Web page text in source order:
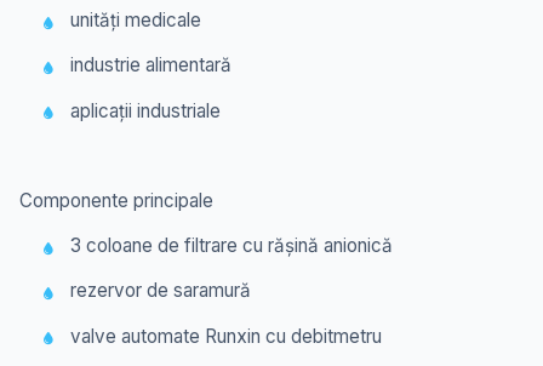
unități medicale
industrie alimentară
aplicații industriale
Componente principale
3 coloane de filtrare cu rășină anionică
rezervor de saramură
valve automate Runxin cu debitmetru